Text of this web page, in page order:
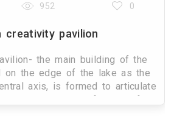
952 0
creativity pavilion
the main building of the
on the edge of the lake as the
axis, is formed to articulate
the lake and the framing of t